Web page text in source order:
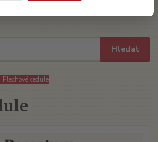
Hledat
Plechové cedule